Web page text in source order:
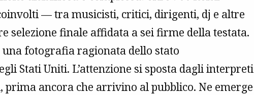
— tra musicisti, critici, dirigenti, dj e altre
selezione finale affidata a sei firme della testata.
fotografia ragionata dello stato
Stati Uniti. L’attenzione si sposta dagli interpreti
prima ancora che arrivino al pubblico. Ne emerge